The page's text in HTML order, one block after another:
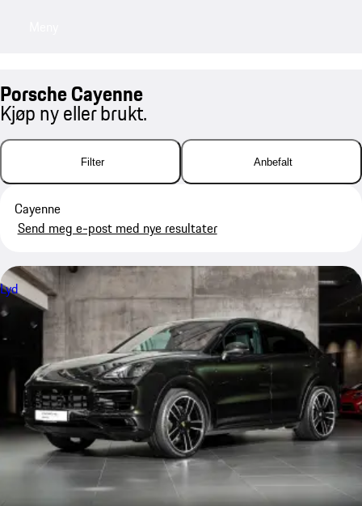
Porsche Cayenne
Kjøp ny eller brukt.
Filter Anbefalt
Cayenne
Send meg e-post med nye resultater
Lyd